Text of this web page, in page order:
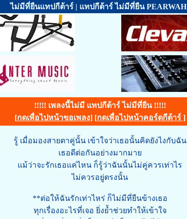
ไม่มีที่ยืนแทปกีต้าร์ | แทปกีต้าร์ ไม่มีที่ยืน PEARWAH
!!!!! เพลงนี้ไม่มี แทปกีต้าร์ ไม่มีที่ยืน !!!!!
[กดเพื่อไปหน้าขอเพลง] [กดเพื่อไปหน้าคอร์ดกีต้าร์ ]
รู้ เมื่อมองสายตาคู่นั้น เข้าใจว่าเธอนั้นคิดยังไงกับฉัน
เธอดีต่อกันอย่างมากมาย
แม้ว่าจะรักเธอแค่ไหน ก็รู้ว่าฉันนั้นไม่คู่ควรเท่าไร
ไม่ควรอยู่ตรงนั้น
**ต่อให้ฉันรักเท่าไหร่ ก็ไม่มีที่ยืนข้างเธอ
ทุกเรื่องอะไรที่เจอ ยิ่งย้ำช่วยทำให้เข้าใจ